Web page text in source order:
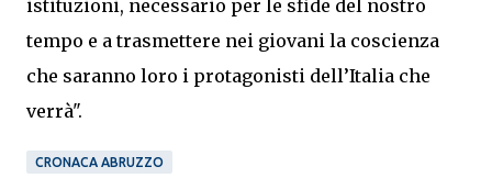
istituzioni, necessario per le sfide del nostro
tempo e a trasmettere nei giovani la coscienza
che saranno loro i protagonisti dell’Italia che
verrà".
CRONACA ABRUZZO